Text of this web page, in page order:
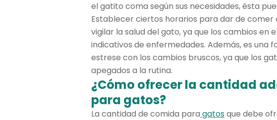
el gatito coma según sus necesidades, ésta
Establecer ciertos horarios para dar de comer
vigilar la salud del gato, ya que los cambios en
indicativos de enfermedades. Además, es una
estrese con los cambios bruscos, ya que los
apegados a la rutina.
¿Cómo ofrecer la cantidad
para gatos?
La cantidad de comida para gatosque debe